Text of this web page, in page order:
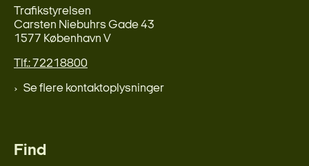
Trafikstyrelsen
Carsten Niebuhrs Gade 43
1577 København V
Tlf.: 72218800
Se flere kontaktoplysninger
Find